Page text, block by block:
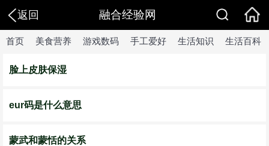
返回 融合经验网
首页 美食营养 游戏数码 手工爱好 生活知识 生活百科
脸上皮肤保湿
eur码是什么意思
蒙武和蒙恬的关系